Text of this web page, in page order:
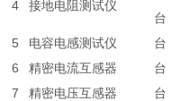
4
接地电阻测试仪
台
5
电容电感测试仪 台
6
精密电流互感器 台
7
精密电压互感器 台